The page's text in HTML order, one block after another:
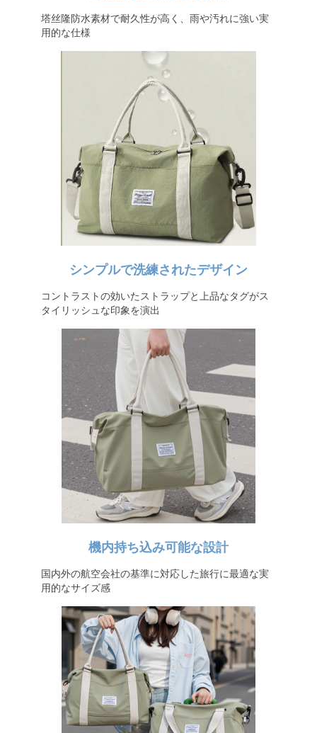
塔丝隆防水素材で耐久性が高く、雨や汚れに強い実
用的な仕様
シンプルで洗練されたデザイン
コントラストの効いたストラップと上品なタグがス
タイリッシュな印象を演出
機内持ち込み可能な設計
国内外の航空会社の基準に対応した旅行に最適な実
用的なサイズ感